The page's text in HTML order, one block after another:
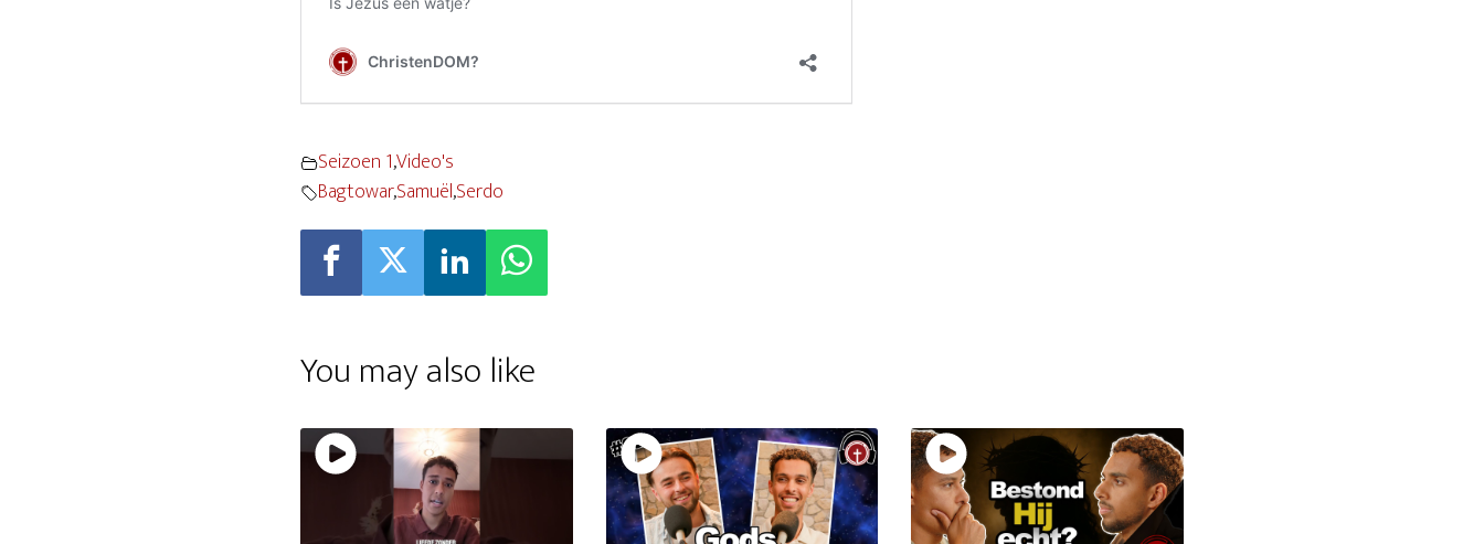
Seizoen 1,Video's
Bagtowar,Samuël,Serdo
You may also like